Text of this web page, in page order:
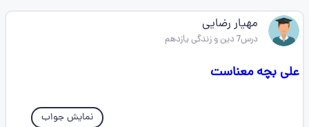
مهیار رضایی
درس7 دین و زندگی یازدهم
علی بچه معناست
نمایش جواب